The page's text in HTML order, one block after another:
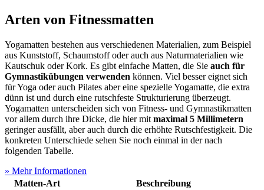
Arten von Fitnessmatten
Yogamatten bestehen aus verschiedenen Materialien, zum Beispiel
aus Kunststoff, Schaumstoff oder auch aus Naturmaterialien wie
Kautschuk oder Kork. Es gibt einfache Matten, die Sie auch für
Gymnastikübungen verwenden können. Viel besser eignet sich
für Yoga oder auch Pilates aber eine spezielle Yogamatte, die extra
dünn ist und durch eine rutschfeste Strukturierung überzeugt.
Yogamatten unterscheiden sich von Fitness- und Gymnastikmatten
vor allem durch ihre Dicke, die hier mit maximal 5 Millimetern
geringer ausfällt, aber auch durch die erhöhte Rutschfestigkeit. Die
konkreten Unterschiede sehen Sie noch einmal in der nach
folgenden Tabelle.
» Mehr Informationen
Matten-Art
Beschreibung